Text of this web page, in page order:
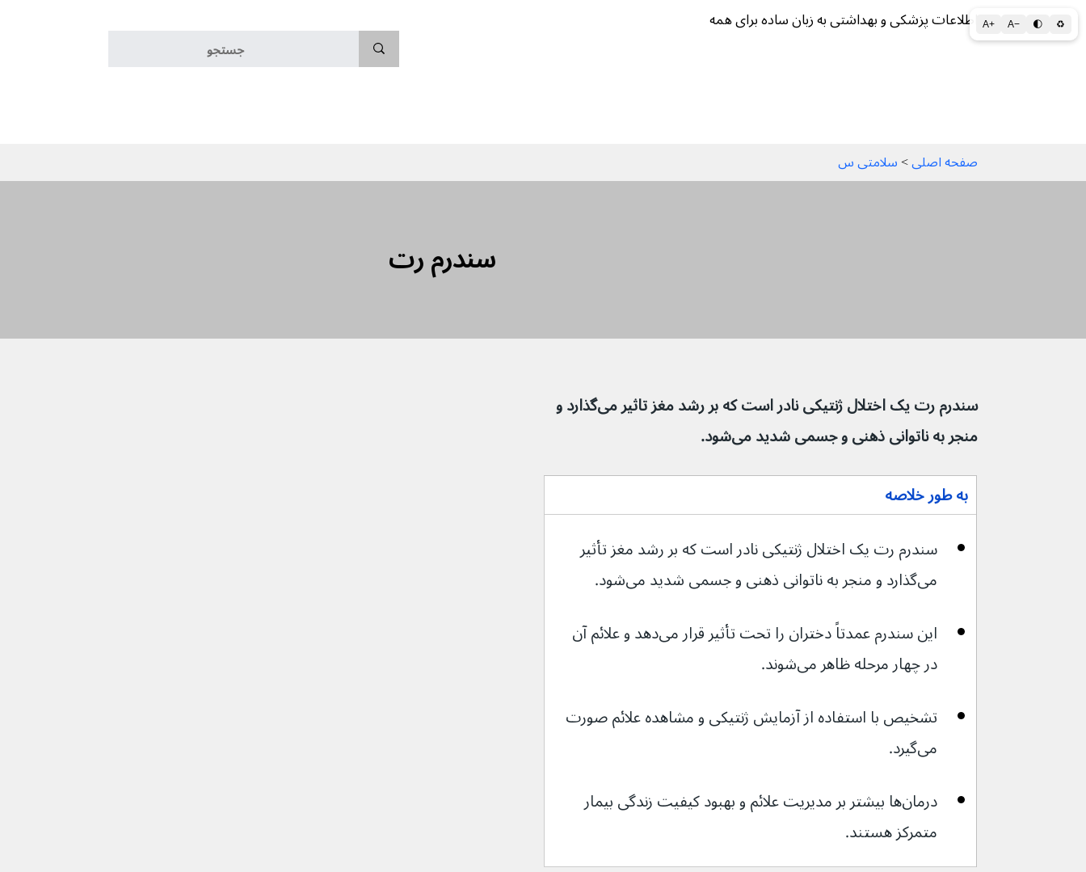
A+ A− 🌓 ♻ اطلاعات پزشکی و بهداشتی به زبان ساده برای همه
سندرم رت
صفحه اصلی > سلامتی س
سندرم رت یک اختلال ژنتیکی نادر است که بر رشد مغز تاثیر می‌گذارد و
منجر به ناتوانی ذهنی و جسمی شدید می‌شود.
به طور خلاصه
سندرم رت یک اختلال ژنتیکی نادر است که بر رشد مغز تأثیر
می‌گذارد و منجر به ناتوانی ذهنی و جسمی شدید می‌شود.
این سندرم عمدتاً دختران را تحت تأثیر قرار می‌دهد و علائم آن
در چهار مرحله ظاهر می‌شوند.
تشخیص با استفاده از آزمایش ژنتیکی و مشاهده علائم صورت
می‌گیرد.
درمان‌ها بیشتر بر مدیریت علائم و بهبود کیفیت زندگی بیمار
متمرکز هستند.